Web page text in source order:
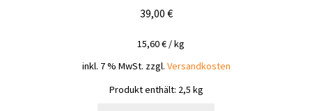
39,00 €
15,60€ /kg
inkl. 7 % MwSt. zzgl. Versandkosten
Produkt enthält: 2,5 kg